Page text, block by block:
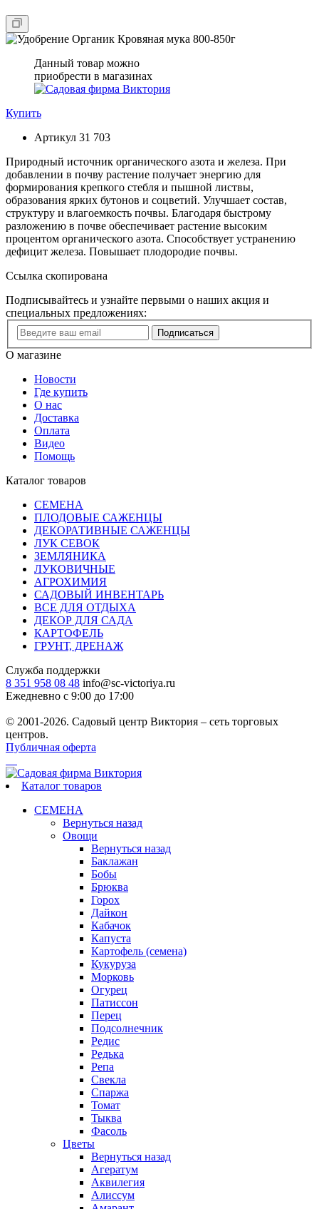
Данный товар можно
приобрести в магазинах
Купить
Артикул 31 703
Природный источник органического азота и железа. При
добавлении в почву растение получает энергию для
формирования крепкого стебля и пышной листвы,
образования ярких бутонов и соцветий. Улучшает состав,
структуру и влагоемкость почвы. Благодаря быстрому
разложению в почве обеспечивает растение высоким
процентом органического азота. Способствует устранению
дефицит железа. Повышает плодородие почвы.
Ссылка скопирована
Подписывайтесь и узнайте первыми о наших акция и
специальных предложениях:
Подписаться
О магазине
Новости
Где купить
О нас
Доставка
Оплата
Видео
Помощь
Каталог товаров
СЕМЕНА
ПЛОДОВЫЕ САЖЕНЦЫ
ДЕКОРАТИВНЫЕ САЖЕНЦЫ
ЛУК СЕВОК
ЗЕМЛЯНИКА
ЛУКОВИЧНЫЕ
АГРОХИМИЯ
САДОВЫЙ ИНВЕНТАРЬ
ВСЕ ДЛЯ ОТДЫХА
ДЕКОР ДЛЯ САДА
КАРТОФЕЛЬ
ГРУНТ, ДРЕНАЖ
Служба поддержки
8 351 958 08 48 info@sc-victoriya.ru
Ежедневно с 9:00 до 17:00
© 2001-2026. Садовый центр Виктория – сеть торговых
центров.
Публичная оферта
Каталог товаров
СЕМЕНА
Вернуться назад
Овощи
Вернуться назад
Баклажан
Бобы
Брюква
Горох
Дайкон
Кабачок
Капуста
Картофель (семена)
Кукуруза
Морковь
Огурец
Патиссон
Перец
Подсолнечник
Редис
Редька
Репа
Свекла
Спаржа
Томат
Тыква
Фасоль
Цветы
Вернуться назад
Агератум
Аквилегия
Алиссум